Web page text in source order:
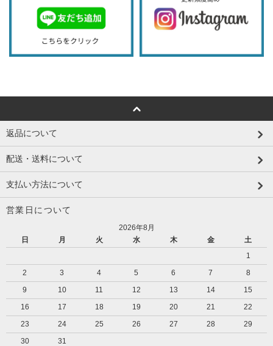
返品について
配送・送料について
支払い方法について
営業日について
2026年8月
日
月 火 水 木 金
土
1
2
3 4 5 6 7
8
9
10 11 12 13 14
15
16
17 18 19 20 21
22
23
24 25 26 27 28
29
30
31